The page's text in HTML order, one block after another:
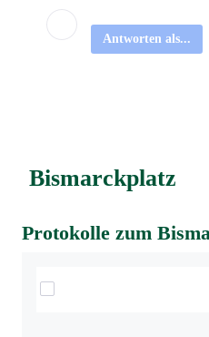
Antworten als...
Bismarckplatz
Protokolle zum